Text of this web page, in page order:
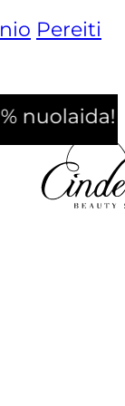
Pereiti